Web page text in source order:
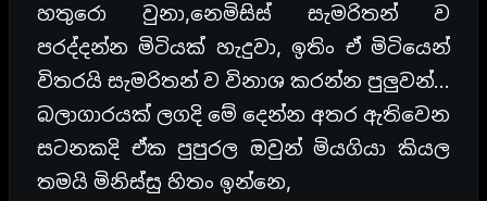
හතුරො වුනා,නෙමිසිස් සැමරිතන් ව
පරද්දන්න මිටියක් හැදුවා, ඉතිං ඒ මිටියෙන්
විතරයි සැමරිතන් ව විනාශ කරන්න පුලුවන්…
බලාගාරයක් ලගදි මේ දෙන්න අතර ඇතිවෙන
සටනකදි ඒක පුපුරල ඔවුන් මියගියා කියල
තමයි මිනිස්සු හිතං ඉන්නෙ,